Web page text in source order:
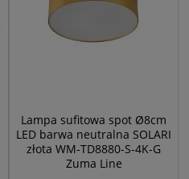
Lampa sufitowa spot Ø8cm
LED barwa neutralna SOLARI
złota WM-TD8880-S-4K-G
Zuma Line